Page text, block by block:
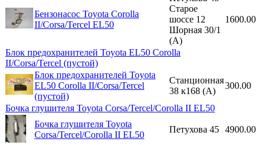
Бензонасос Toyota Corolla
II/Corsa/Tercel EL50
Старое
шоссе 12
Шорная 30/1
(A)
1600.00
Блок предохранителей Toyota EL50 Corolla
II/Corsa/Tercel (пустой)
Блок предохранителей Toyota
EL50 Corolla II/Corsa/Tercel
(пустой)
Станционная
38 к168 (A)
300.00
Бочка глушителя Toyota Corsa/Tercel/Corolla II EL50
Бочка глушителя Toyota
Corsa/Tercel/Corolla II EL50
Петухова 45 4900.00